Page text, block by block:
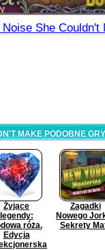
She Couldn't
MAKE PODOBNE GRY
Żyjące
legendy:
róża.
Edycja
Zagadki
Nowego
Sekrety